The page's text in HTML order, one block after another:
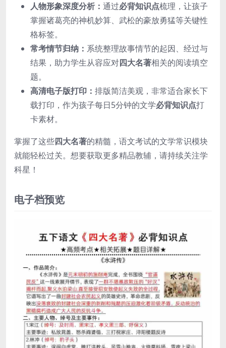
人物形象深度分析： 通过必背知识点梳理，让孩子
掌握诸葛亮的神机妙算、武松的豪放勇猛等关键性
格标签。
常考情节归纳： 系统整理故事情节的起因、经过与
结果，助力学生从容应对四大名著相关的阅读填空
题。
高清电子版打印： 排版简洁美观，非常适合家长下
载打印，作为孩子每日5分钟的文学必背知识点打
卡素材。
掌握了这些四大名著的精髓，语文考试的文学常识模块
就能轻松过关。想要获取更多精品教辅，请持续关注学
科星！
电子档预览